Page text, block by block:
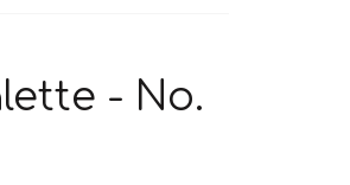
- No.